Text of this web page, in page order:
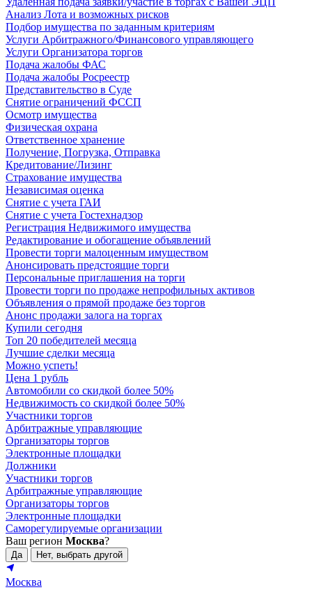
Анализ Лота и возможных рисков
Подбор имущества по заданным критериям
Услуги Арбитражного/Финансового управляющего
Услуги Организатора торгов
Подача жалобы ФАС
Подача жалобы Росреестр
Представительство в Суде
Снятие ограничений ФССП
Осмотр имущества
Физическая охрана
Ответственное хранение
Получение, Погрузка, Отправка
Кредитование/Лизинг
Страхование имущества
Независимая оценка
Снятие с учета ГАИ
Снятие с учета Гостехнадзор
Регистрация Недвижимого имущества
Редактирование и обогащение объявлений
Провести торги малоценным имуществом
Анонсировать предстоящие торги
Персональные приглашения на торги
Провести торги по продаже непрофильных активов
Объявления о прямой продаже без торгов
Анонс продажи залога на торгах
Купили сегодня
Топ 20 победителей месяца
Лучшие сделки месяца
Можно успеть!
Цена 1 рубль
Автомобили со скидкой более 50%
Недвижимость со скидкой более 50%
Участники торгов
Арбитражные управляющие
Организаторы торгов
Электронные площадки
Должники
Участники торгов
Арбитражные управляющие
Организаторы торгов
Электронные площадки
Саморегулируемые организации
Ваш регион Москва?
Да Нет, выбрать другой
Москва